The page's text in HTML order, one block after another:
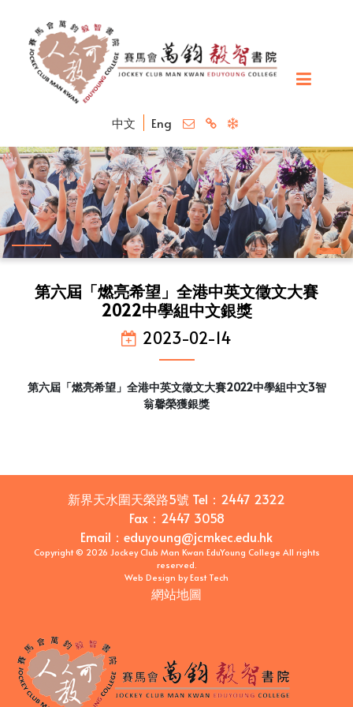
中文 Eng
第六屆「燃亮希望」全港中英文徵文大賽
2022中學組中文銀獎
2023-02-14
第六屆「燃亮希望」全港中英文徵文大賽2022中學組中文3智
翁馨榮獲銀獎
新界天水圍天榮路5號 Tel： 2447 2322
Fax： 2447 3058
Email ： eduyoung@jcmkec.edu.hk
Copyright © 2026 Jockey Club Man Kwan EduYoung College All rights
reserved.
Web Design byEast Tech
網站地圖